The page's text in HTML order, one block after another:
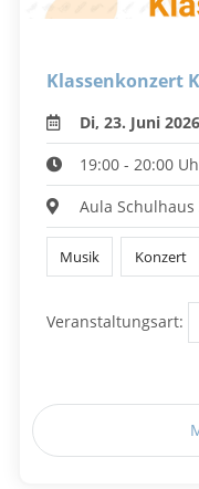
Klassenkonzert
Di, 23. Juni 2026
19:00 - 20:00
Aula
Musik Konzert
Veranstaltungsart: